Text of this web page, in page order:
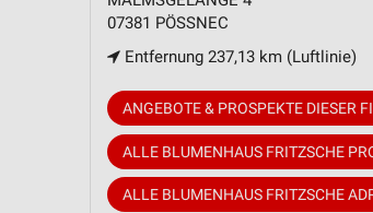
07381 PÖSSNEC
Entfernung 237,13 km (Luftlinie)
ANGEBOTE & PROSPEKTE DIESER
ALLE BLUMENHAUS FRITZSCHE
ALLE BLUMENHAUS FRITZSCHE